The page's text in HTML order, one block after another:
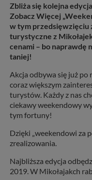
Zbliża się kolejna
Zobacz Więcej
w tym przedsięwzięciu
turystyczne z
cenami – bo naprawdę
taniej!
Akcja odbywa się już po
coraz większym
turystów. Każdy z nas
ciekawy weekendowy
tym fortuny!
Dzięki „weekendowi za
zrealizowania.
Najbliższa edycja
2019. W Mikołajakch